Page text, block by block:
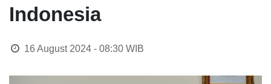
Indonesia
16 August 2024 - 08:30WIB